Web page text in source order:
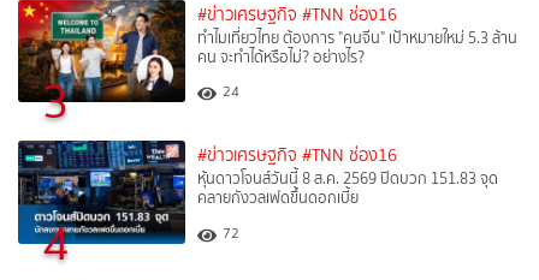
3
#ข่าวเศรษฐกิจ #TNN ช่อง16
ทำไมเที่ยวไทย ต้องการ "คนจีน" เป้าหมายใหม่ 5.3 ล้าน
คน จะทำได้หรือไม่? อย่างไร?
24
4
#ข่าวเศรษฐกิจ #TNN ช่อง16
หุ้นดาวโจนส์วันนี้ 8 ส.ค. 2569 ปิดบวก 151.83 จุด
คลายกังวลเฟดขึ้นดอกเบี้ย
72